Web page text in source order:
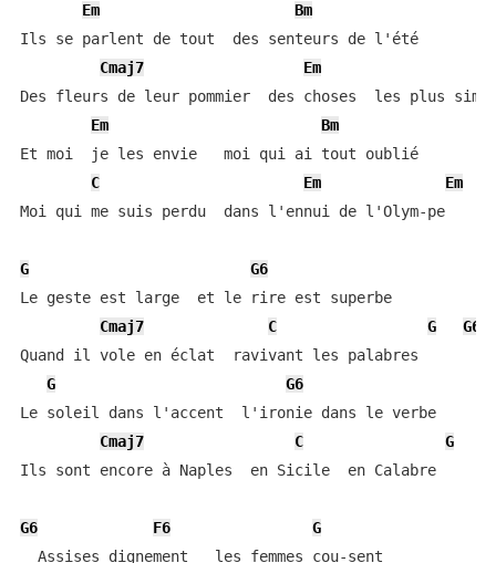
Em
Bm
Ils se parlent de tout  des senteurs de l'été
Cmaj7
Em
Des fleurs de leur pommier  des choses  les plus
Em
Bm
Et moi  je les envie   moi qui ai tout oublié
C
Em
Em
Moi qui me suis perdu  dans l'ennui de l'Olym-pe
G
G6
Le geste est large  et le rire est superbe
Cmaj7
C G
G6
Quand il vole en éclat  ravivant les palabres
G
G6
Le soleil dans l'accent  l'ironie dans le verbe
Cmaj7
C
G
Ils sont encore à Naples  en Sicile  en Calabre
G6 F6
G